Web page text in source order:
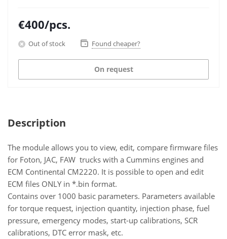
€400/pcs.
Out of stock Found cheaper?
On request
Description
The module allows you to view, edit, compare firmware files
for Foton, JAC, FAW trucks with a Cummins engines and
ECM Continental CM2220. It is possible to open and edit
ECM files ONLY in *.bin format.
Contains over 1000 basic parameters. Parameters available
for torque request, injection quantity, injection phase, fuel
pressure, emergency modes, start-up calibrations, SCR
calibrations, DTC error mask, etc.